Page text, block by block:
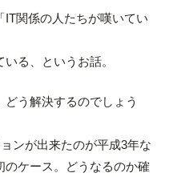
IT関係の人たちが嘆いてい
る、というお話。
う解決するのでしょう
ンが出来たのが平成3年な
のケース。どうなるのか確